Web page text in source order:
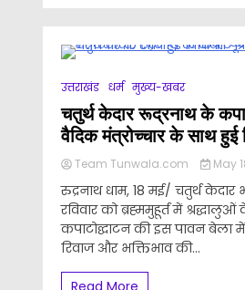
उत्तराखंड धर्म मुख्य-खबर
चतुर्थ केदार रूद्रनाथ के
वैदिक मंत्रोच्चार के साथ हुई
Team Tunwala.com May
रुद्रनाथ धाम, 18 मई/ चतुर्थ केदार
रविवार को ब्रह्ममुहूर्त में
कपाटोद्घाटन की इस पावन बेला में
रिवाज और भक्तिभाव की...